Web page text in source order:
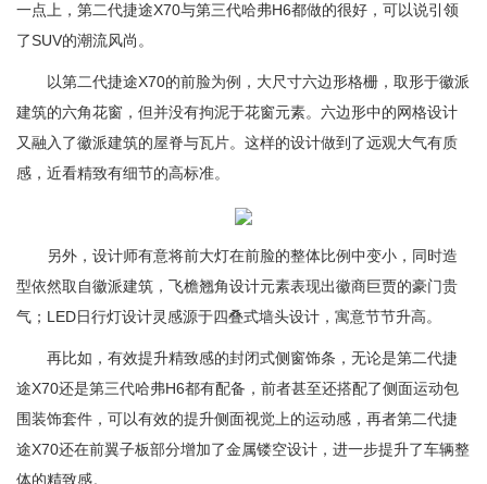
一点上，第二代捷途X70与第三代哈弗H6都做的很好，可以说引领
了SUV的潮流风尚。
以第二代捷途X70的前脸为例，大尺寸六边形格栅，取形于徽派
建筑的六角花窗，但并没有拘泥于花窗元素。六边形中的网格设计
又融入了徽派建筑的屋脊与瓦片。这样的设计做到了远观大气有质
感，近看精致有细节的高标准。
另外，设计师有意将前大灯在前脸的整体比例中变小，同时造
型依然取自徽派建筑，飞檐翘角设计元素表现出徽商巨贾的豪门贵
气；LED日行灯设计灵感源于四叠式墙头设计，寓意节节升高。
再比如，有效提升精致感的封闭式侧窗饰条，无论是第二代捷
途X70还是第三代哈弗H6都有配备，前者甚至还搭配了侧面运动包
围装饰套件，可以有效的提升侧面视觉上的运动感，再者第二代捷
途X70还在前翼子板部分增加了金属镂空设计，进一步提升了车辆整
体的精致感。